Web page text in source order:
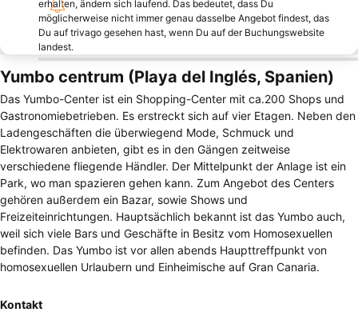
erhalten, ändern sich laufend. Das bedeutet, dass Du
möglicherweise nicht immer genau dasselbe Angebot findest, das
Du auf trivago gesehen hast, wenn Du auf der Buchungswebsite
landest.
Yumbo centrum (Playa del Inglés, Spanien)
Das Yumbo-Center ist ein Shopping-Center mit ca.200 Shops und
Gastronomiebetrieben. Es erstreckt sich auf vier Etagen. Neben den
Ladengeschäften die überwiegend Mode, Schmuck und
Elektrowaren anbieten, gibt es in den Gängen zeitweise
verschiedene fliegende Händler. Der Mittelpunkt der Anlage ist ein
Park, wo man spazieren gehen kann. Zum Angebot des Centers
gehören außerdem ein Bazar, sowie Shows und
Freizeiteinrichtungen. Hauptsächlich bekannt ist das Yumbo auch,
weil sich viele Bars und Geschäfte in Besitz vom Homosexuellen
befinden. Das Yumbo ist vor allen abends Haupttreffpunkt von
homosexuellen Urlaubern und Einheimische auf Gran Canaria.
Kontakt